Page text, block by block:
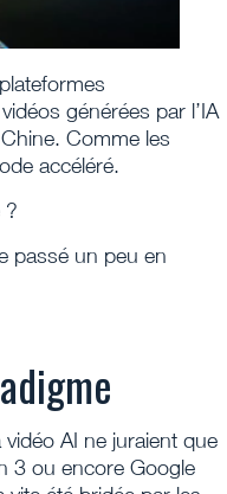
générées par l’IA
Comme les
accéléré.
?
passé un peu en
AI ne juraient que
3 ou encore Google